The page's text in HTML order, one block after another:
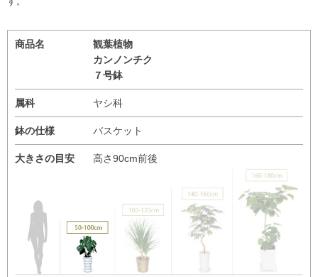
商品名
観葉植物
カンノンチク
７号鉢
属科 ヤシ科
鉢の仕様 バスケット
大きさの目安 高さ90cm前後